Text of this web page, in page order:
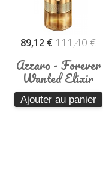
89,12 €111,40 €
Azzaro - Forever
Wanted Elixir
Ajouter au panier